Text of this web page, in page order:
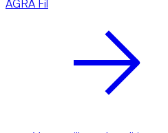
AGRA Fil